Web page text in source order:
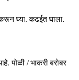
घ्या.कढईत घाला.
.पोळी /भाकरी बरोबर